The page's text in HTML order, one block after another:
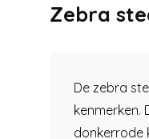
Zebra
De zebra
kenmerken.
donkerrode